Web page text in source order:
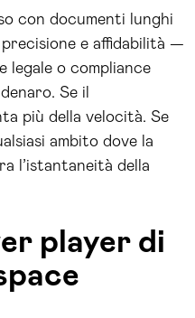
con documenti lunghi
e affidabilità —
legale o compliance
Se il
più della velocità. Se
ambito dove la
l’istantaneità della
player di